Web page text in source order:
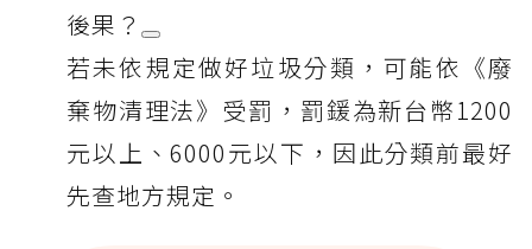
後果？
若未依規定做好垃圾分類，可能依《廢
棄物清理法》受罰，罰鍰為新台幣1200
元以上、6000元以下，因此分類前最好
先查地方規定。